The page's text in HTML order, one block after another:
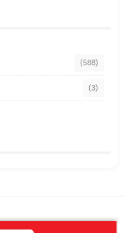
(588)
(3)